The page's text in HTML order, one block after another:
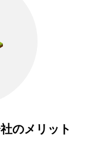
のメリット